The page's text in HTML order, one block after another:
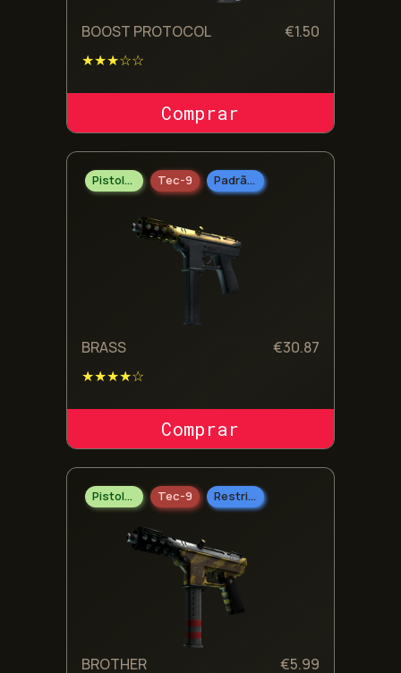
BOOST PROTOCOL €1.50
★★★☆☆
COMPRAR SKIN
Pistolas Tec-9 Padrão Militar
BRASS €30.87
★★★★☆
COMPRAR SKIN
Pistolas Tec-9 Restrito
BROTHER €5.99